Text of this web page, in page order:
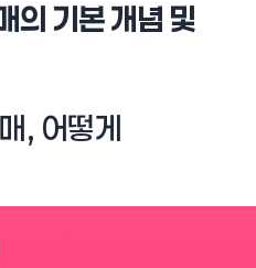
의 기본 개념 및
, 어떻게